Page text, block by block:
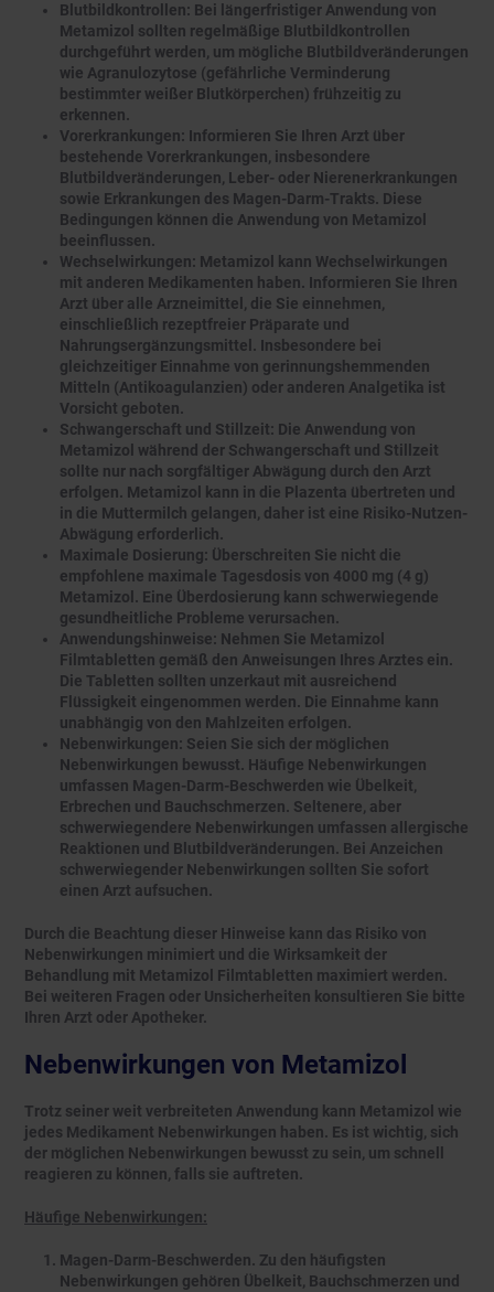
Blutbildkontrollen: Bei längerfristiger Anwendung von
Metamizol sollten regelmäßige Blutbildkontrollen
durchgeführt werden, um mögliche Blutbildveränderungen
wie Agranulozytose (gefährliche Verminderung
bestimmter weißer Blutkörperchen) frühzeitig zu
erkennen.
Vorerkrankungen: Informieren Sie Ihren Arzt über
bestehende Vorerkrankungen, insbesondere
Blutbildveränderungen, Leber- oder Nierenerkrankungen
sowie Erkrankungen des Magen-Darm-Trakts. Diese
Bedingungen können die Anwendung von Metamizol
beeinflussen.
Wechselwirkungen: Metamizol kann Wechselwirkungen
mit anderen Medikamenten haben. Informieren Sie Ihren
Arzt über alle Arzneimittel, die Sie einnehmen,
einschließlich rezeptfreier Präparate und
Nahrungsergänzungsmittel. Insbesondere bei
gleichzeitiger Einnahme von gerinnungshemmenden
Mitteln (Antikoagulanzien) oder anderen Analgetika ist
Vorsicht geboten.
Schwangerschaft und Stillzeit: Die Anwendung von
Metamizol während der Schwangerschaft und Stillzeit
sollte nur nach sorgfältiger Abwägung durch den Arzt
erfolgen. Metamizol kann in die Plazenta übertreten und
in die Muttermilch gelangen, daher ist eine Risiko-Nutzen-
Abwägung erforderlich.
Maximale Dosierung: Überschreiten Sie nicht die
empfohlene maximale Tagesdosis von 4000 mg (4 g)
Metamizol. Eine Überdosierung kann schwerwiegende
gesundheitliche Probleme verursachen.
Anwendungshinweise: Nehmen Sie Metamizol
Filmtabletten gemäß den Anweisungen Ihres Arztes ein.
Die Tabletten sollten unzerkaut mit ausreichend
Flüssigkeit eingenommen werden. Die Einnahme kann
unabhängig von den Mahlzeiten erfolgen.
Nebenwirkungen: Seien Sie sich der möglichen
Nebenwirkungen bewusst. Häufige Nebenwirkungen
umfassen Magen-Darm-Beschwerden wie Übelkeit,
Erbrechen und Bauchschmerzen. Seltenere, aber
schwerwiegendere Nebenwirkungen umfassen allergische
Reaktionen und Blutbildveränderungen. Bei Anzeichen
schwerwiegender Nebenwirkungen sollten Sie sofort
einen Arzt aufsuchen.
Durch die Beachtung dieser Hinweise kann das Risiko von
Nebenwirkungen minimiert und die Wirksamkeit der
Behandlung mit Metamizol Filmtabletten maximiert werden.
Bei weiteren Fragen oder Unsicherheiten konsultieren Sie bitte
Ihren Arzt oder Apotheker.
Nebenwirkungen von Metamizol
Trotz seiner weit verbreiteten Anwendung kann Metamizol wie
jedes Medikament Nebenwirkungen haben. Es ist wichtig, sich
der möglichen Nebenwirkungen bewusst zu sein, um schnell
reagieren zu können, falls sie auftreten.
Häufige Nebenwirkungen:
Magen-Darm-Beschwerden. Zu den häufigsten
Nebenwirkungen gehören Übelkeit, Bauchschmerzen und